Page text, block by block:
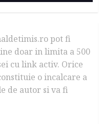
pot fi
doar in limita a 500
cu link activ. Orice
o incalcare a
de autor si va fi